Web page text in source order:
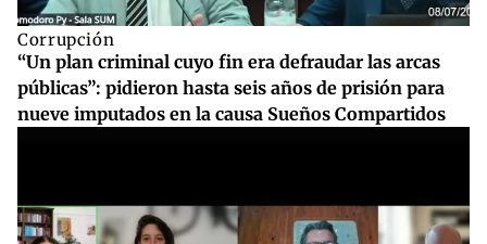
Corrupción
“Un plan criminal cuyo fin era defraudar las arcas
públicas”: pidieron hasta seis años de prisión para
nueve imputados en la causa Sueños Compartidos